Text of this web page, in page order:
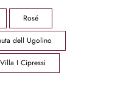
Rosé
dell Ugolino
Villa I Cipressi